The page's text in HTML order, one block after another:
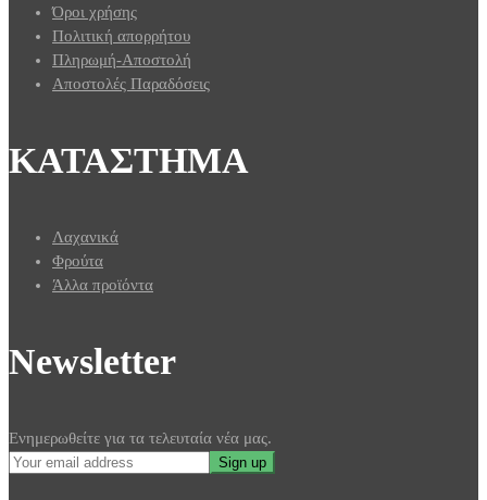
Όροι χρήσης
Πολιτική απορρήτου
Πληρωμή-Αποστολή
Αποστολές Παραδόσεις
ΚΑΤΑΣΤΗΜΑ
Λαχανικά
Φρούτα
Άλλα προϊόντα
Newsletter
Ενημερωθείτε για τα τελευταία νέα μας.